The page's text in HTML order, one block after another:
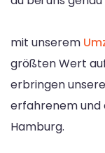
mit unserem
größten Wert
erbringen unsere
erfahrenem und
Hamburg.